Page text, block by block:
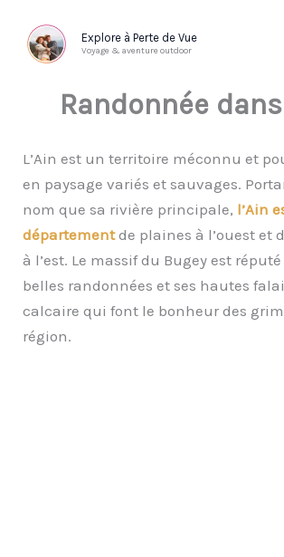
contenu
Explore à Perte de Vue
Voyage & aventure outdoor
Randonnée dans
L’Ain est un territoire méconnu et
en paysage variés et sauvages.
nom que sa rivière principale, l’Ain
départementde plaines à l’ouest et
à l’est. Le massif du Bugey est
belles randonnées et ses hautes
calcaire qui font le bonheur des
région.